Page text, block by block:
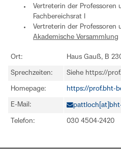
Vertreterin der Professoren
Fachbereichsrat I
Vertreterin der Professoren
Akademische Versammlung
Ort: Haus Gauß, B
Sprechzeiten: Siehe https://
Homepage: https://prof.bht-
E-Mail:
Telefon: 030 4504-2420